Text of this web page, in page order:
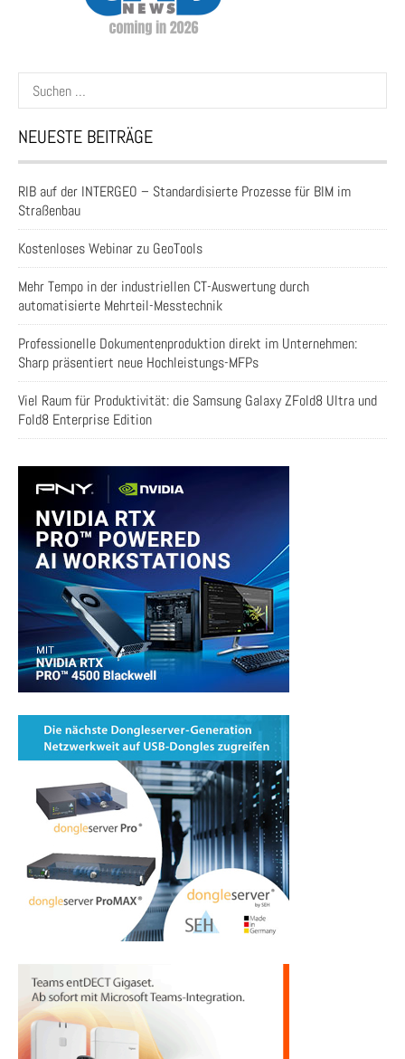
Suchen
nach:
NEUESTE BEITRÄGE
RIB auf der INTERGEO – Standardisierte Prozesse für BIM im
Straßenbau
Kostenloses Webinar zu GeoTools
Mehr Tempo in der industriellen CT-Auswertung durch
automatisierte Mehrteil-Messtechnik
Professionelle Dokumentenproduktion direkt im Unternehmen:
Sharp präsentiert neue Hochleistungs-MFPs
Viel Raum für Produktivität: die Samsung Galaxy ZFold8 Ultra und
Fold8 Enterprise Edition